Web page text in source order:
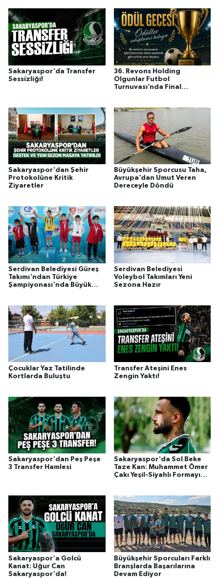
Sakaryaspor'da Transfer
Sessizliği!
36. Revons Holding
Olgunlar Futbol
Turnuvası’nda Final
Sakaryaspor'dan Şehir
Protokolüne Kritik
Ziyaretler
Büyükşehir Sporcusu Taha,
Avrupa’dan Umut Veren
Dereceyle Döndü
Serdivan Belediyesi Güreş
Takımı'ndan Türkiye
Şampiyonası'nda Büyük
Serdivan Belediyesi
Voleybol Takımları Yeni
Sezona Hazır
Çocuklar Yaz Tatilinde
Kortlarda Buluştu
Transfer Ateşini Enes
Zengin Yaktı!
Sakaryaspor'dan Peş Peşe
3 Transfer Hamlesi
Sakaryaspor'da Sol Beke
Taze Kan: Muhammet Ömer
Çakı Yeşil-Siyahlı Formayı
Sakaryaspor'a Golcü
Kanat: Uğur Can
Sakaryaspor'da!
Büyükşehir Sporcuları Farklı
Branşlarda Başarılarına
Devam Ediyor